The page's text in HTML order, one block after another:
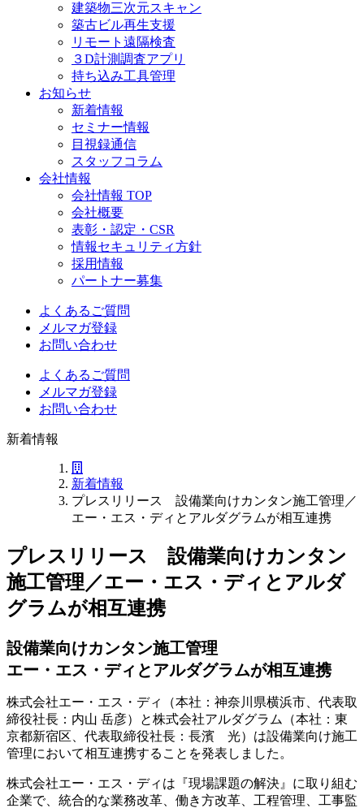
建築物三次元スキャン
築古ビル再生支援
リモート遠隔検査
３D計測調査アプリ
持ち込み工具管理
お知らせ
新着情報
セミナー情報
目視録通信
スタッフコラム
会社情報
会社情報 TOP
会社概要
表彰・認定・CSR
情報セキュリティ方針
採用情報
パートナー募集
よくあるご質問
メルマガ登録
お問い合わせ
よくあるご質問
メルマガ登録
お問い合わせ
新着情報
新着情報
プレスリリース 設備業向けカンタン施工管理／
エー・エス・ディとアルダグラムが相互連携
プレスリリース 設備業向けカンタン
施工管理／エー・エス・ディとアルダ
グラムが相互連携
設備業向けカンタン施工管理
エー・エス・ディとアルダグラムが相互連携
株式会社エー・エス・ディ（本社：神奈川県横浜市、代表取
締役社長：内山 岳彦）と株式会社アルダグラム（本社：東
京都新宿区、代表取締役社長：長濱 光）は設備業向け施工
管理において相互連携することを発表しました。
株式会社エー・エス・ディは『現場課題の解決』に取り組む
企業で、統合的な業務改革、働き方改革、工程管理、工事監